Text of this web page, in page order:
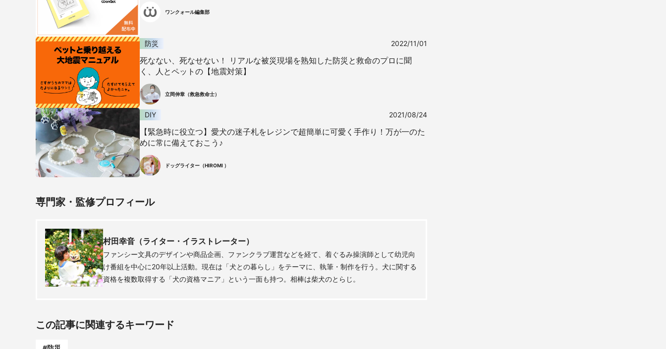
ワンクォール編集部
防災 2022/11/01
死なない、死なせない！ リアルな被災現場を熟知した防災と救命のプロに聞
く、人とペットの【地震対策】
立岡伸章（救急救命士）
DIY 2021/08/24
【緊急時に役立つ】愛犬の迷子札をレジンで超簡単に可愛く手作り！万が一のた
めに常に備えておこう♪
ドッグライター（HIROMI ）
専門家・監修プロフィール
村田幸音（ライター・イラストレーター）
ファンシー文具のデザインや商品企画、ファンクラブ運営などを経て、着ぐるみ操演師として幼児向
け番組を中心に20年以上活動。現在は「犬との暮らし」をテーマに、執筆・制作を行う。犬に関する
資格を複数取得する「犬の資格マニア」という一面も持つ。相棒は柴犬のとらじ。
この記事に関連するキーワード